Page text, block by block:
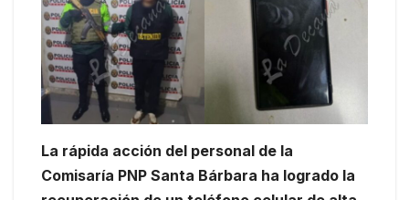
La rápida acción del personal de la
Comisaría PNP Santa Bárbara ha logrado la